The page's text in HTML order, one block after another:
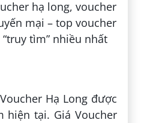
Hạ Long được
hiện tại. Giá Voucher